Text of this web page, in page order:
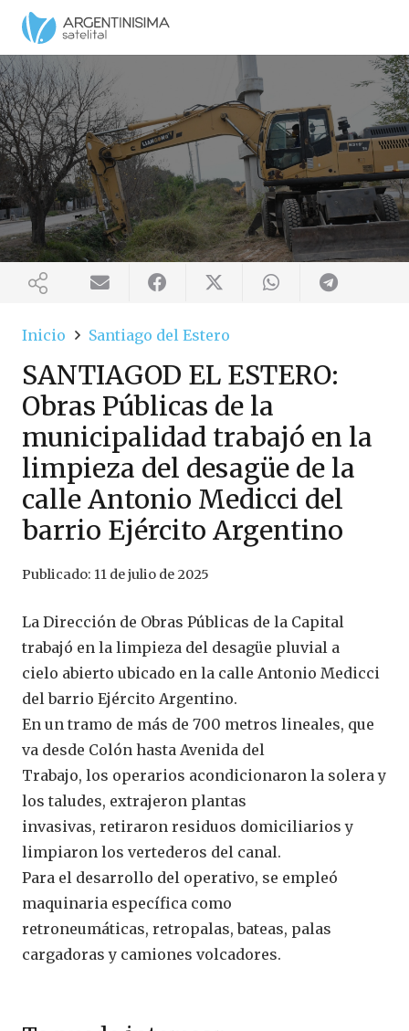
Inicio Santiago del Estero
SANTIAGOD EL ESTERO:
Obras Públicas de la
municipalidad trabajó en la
limpieza del desagüe de la
calle Antonio Medicci del
barrio Ejército Argentino
Publicado: 11 de julio de 2025
La Dirección de Obras Públicas de la Capital
trabajó en la limpieza del desagüe pluvial a
cielo abierto ubicado en la calle Antonio Medicci
del barrio Ejército Argentino.
En un tramo de más de 700 metros lineales, que
va desde Colón hasta Avenida del
Trabajo, los operarios acondicionaron la solera y
los taludes, extrajeron plantas
invasivas, retiraron residuos domiciliarios y
limpiaron los vertederos del canal.
Para el desarrollo del operativo, se empleó
maquinaria específica como
retroneumáticas, retropalas, bateas, palas
cargadoras y camiones volcadores.